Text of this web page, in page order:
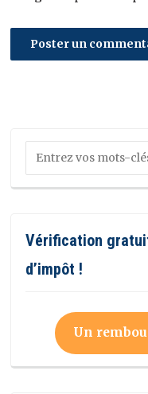
Vérification
d’impôt !
Un